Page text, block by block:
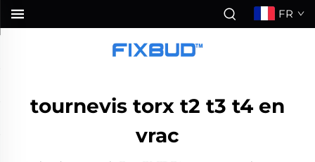
FR
tournevis torx t2 t3 t4 en
vrac